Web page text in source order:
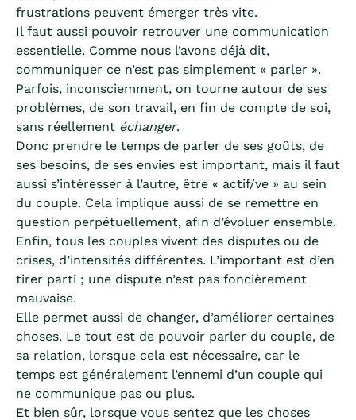
frustrations peuvent émerger très vite.
Il faut aussi pouvoir retrouver une communication
essentielle. Comme nous l’avons déjà dit,
communiquer ce n’est pas simplement « parler ».
Parfois, inconsciemment, on tourne autour de ses
problèmes, de son travail, en fin de compte de soi,
sans réellement échanger.
Donc prendre le temps de parler de ses goûts, de
ses besoins, de ses envies est important, mais il faut
aussi s’intéresser à l’autre, être « actif/ve » au sein
du couple. Cela implique aussi de se remettre en
question perpétuellement, afin d’évoluer ensemble.
Enfin, tous les couples vivent des disputes ou de
crises, d’intensités différentes. L’important est d’en
tirer parti ; une dispute n’est pas foncièrement
mauvaise.
Elle permet aussi de changer, d’améliorer certaines
choses. Le tout est de pouvoir parler du couple, de
sa relation, lorsque cela est nécessaire, car le
temps est généralement l’ennemi d’un couple qui
ne communique pas ou plus.
Et bien sûr, lorsque vous sentez que les choses